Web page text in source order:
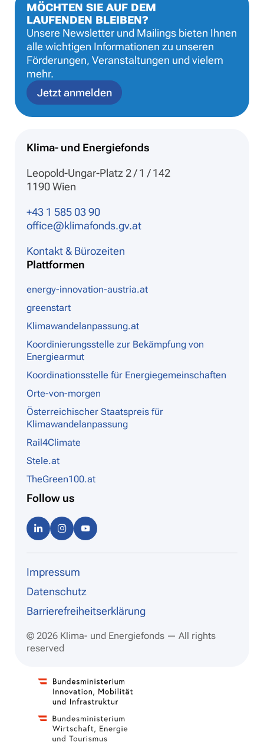
MÖCHTEN SIE AUF DEM
LAUFENDEN BLEIBEN?
Unsere Newsletter und Mailings bieten Ihnen
alle wichtigen Informationen zu unseren
Förderungen, Veranstaltungen und vielem
mehr.
Jetzt anmelden
Klima- und Energiefonds
Leopold-Ungar-Platz 2 / 1 / 142
1190 Wien
+43 1 585 03 90
office@klimafonds.gv.at
Kontakt & Bürozeiten
Plattformen
energy-innovation-austria.at
greenstart
Klimawandelanpassung.at
Koordinierungsstelle zur Bekämpfung von
Energiearmut
Koordinationsstelle für Energiegemeinschaften
Orte-von-morgen
Österreichischer Staatspreis für
Klimawandelanpassung
Rail4Climate
Stele.at
TheGreen100.at
Follow us
Linke
dIn
Instag
ram be
Impressum
Datenschutz
Barrierefreiheitserklärung
© 2026 Klima- und Energiefonds — All rights
reserved